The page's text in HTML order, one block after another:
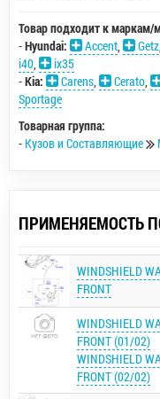
Товар подходит к маркам/
-Hyundai: Accent Getz
i40
ix35
-Kia: Carens Cerato
Sportage
Товарная группа:
- Кузов и Составляющие
ПРИМЕНЯЕМОСТЬ
WINDSHIELD
FRONT
WINDSHIELD
FRONT (01/02)
WINDSHIELD
FRONT (02/02)